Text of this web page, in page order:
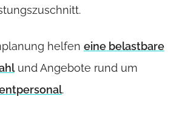
helfen eine belastbare
und Angebote rund um
.